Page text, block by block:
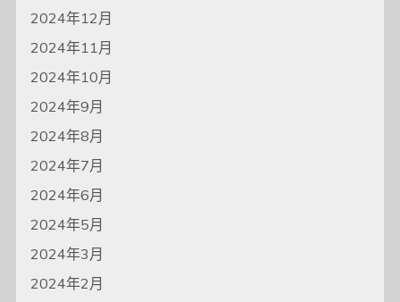
2024年12月
2024年11月
2024年10月
2024年9月
2024年8月
2024年7月
2024年6月
2024年5月
2024年3月
2024年2月